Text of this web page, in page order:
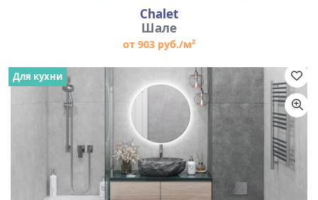
Chalet
Шале
от 903 руб./м²
Для кухни